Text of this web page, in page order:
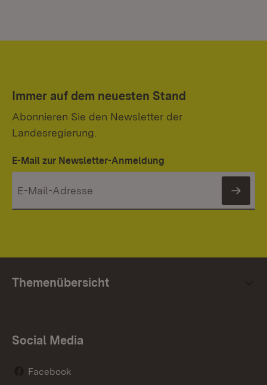
Immer auf dem neuesten Stand
Abonnieren Sie den Newsletter der
Landesregierung.
E-Mail zur Newsletter-Anmeldung
Themenübersicht
Social Media
Facebook